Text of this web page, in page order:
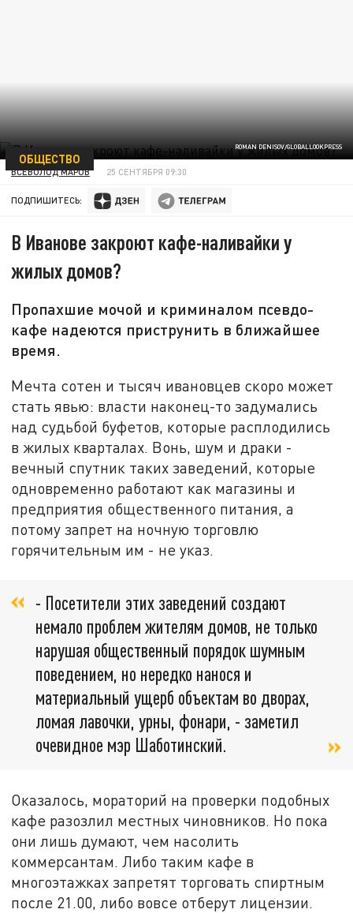
ROMAN DENISOV/GLOBALLOOKPRESS
ОБЩЕСТВО
ВСЕВОЛОД МАРОВ 25 СЕНТЯБРЯ 09:30
ПОДПИШИТЕСЬ:
В Иванове закроют кафе-наливайки у
жилых домов?
Пропахшие мочой и криминалом псевдо-
кафе надеются приструнить в ближайшее
время.
Мечта сотен и тысяч ивановцев скоро может
стать явью: власти наконец-то задумались
над судьбой буфетов, которые расплодились
в жилых кварталах. Вонь, шум и драки -
вечный спутник таких заведений, которые
одновременно работают как магазины и
предприятия общественного питания, а
потому запрет на ночную торговлю
горячительным им - не указ.
- Посетители этих заведений создают
немало проблем жителям домов, не только
нарушая общественный порядок шумным
поведением, но нередко нанося и
материальный ущерб объектам во дворах,
ломая лавочки, урны, фонари, - заметил
очевидное мэр Шаботинский.
Оказалось, мораторий на проверки подобных
кафе разозлил местных чиновников. Но пока
они лишь думают, чем насолить
коммерсантам. Либо таким кафе в
многоэтажках запретят торговать спиртным
после 21.00, либо вовсе отберут лицензии.